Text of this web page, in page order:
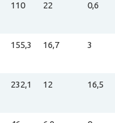
110 22 0,6
155,3 16,7 3
232,1 12 16,5